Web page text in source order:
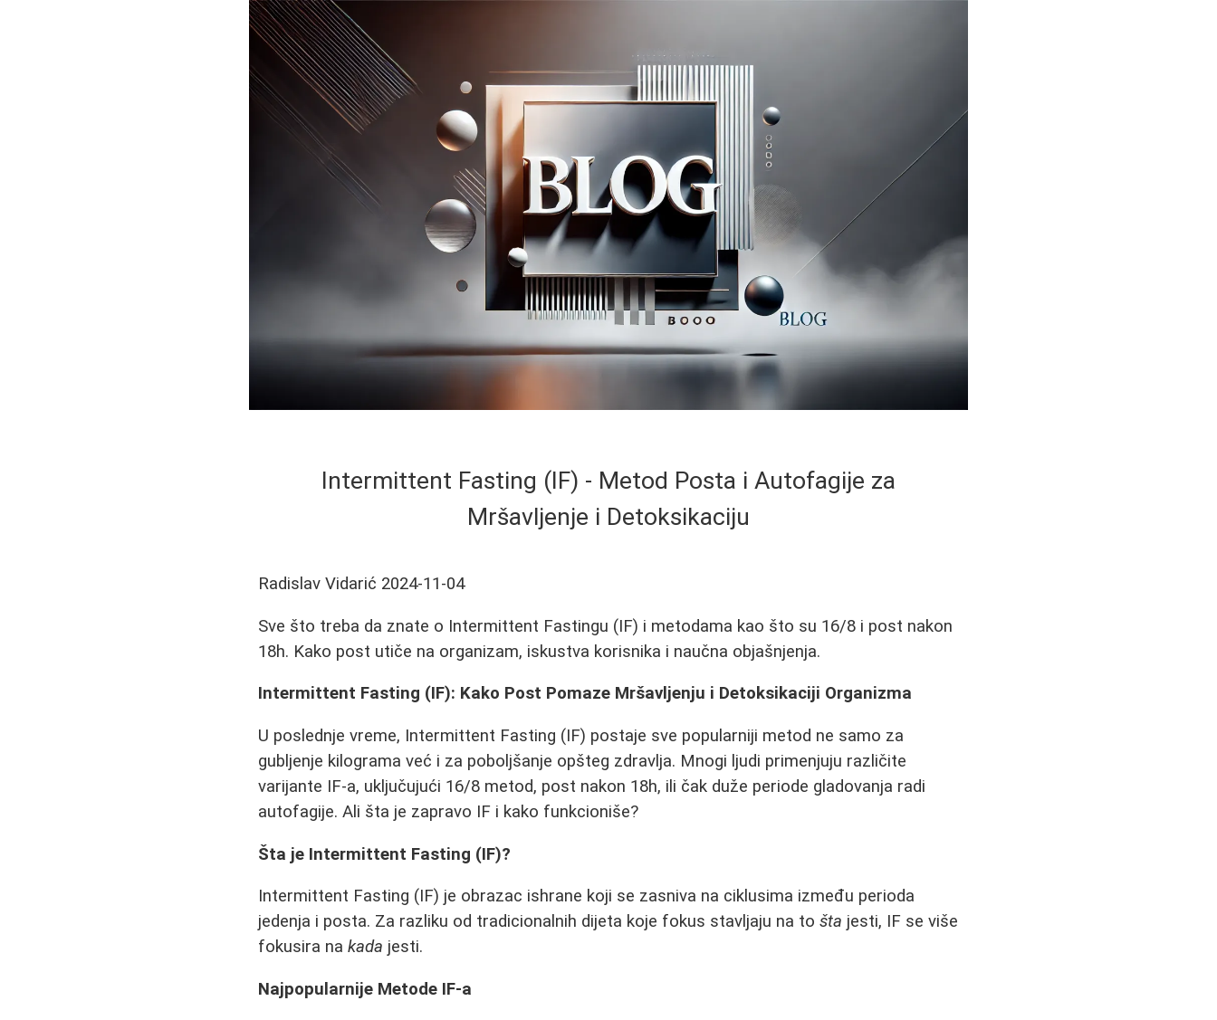
Intermittent Fasting (IF) - Metod Posta i Autofagije za
Mršavljenje i Detoksikaciju
Radislav Vidarić 2024-11-04
Sve što treba da znate o Intermittent Fastingu (IF) i metodama kao što su 16/8 i post nakon
18h. Kako post utiče na organizam, iskustva korisnika i naučna objašnjenja.
Intermittent Fasting (IF): Kako Post Pomaze Mršavljenju i Detoksikaciji Organizma
U poslednje vreme, Intermittent Fasting (IF) postaje sve popularniji metod ne samo za
gubljenje kilograma već i za poboljšanje opšteg zdravlja. Mnogi ljudi primenjuju različite
varijante IF-a, uključujući 16/8 metod, post nakon 18h, ili čak duže periode gladovanja radi
autofagije. Ali šta je zapravo IF i kako funkcioniše?
Šta je Intermittent Fasting (IF)?
Intermittent Fasting (IF) je obrazac ishrane koji se zasniva na ciklusima između perioda
jedenja i posta. Za razliku od tradicionalnih dijeta koje fokus stavljaju na tošta jesti, IF se više
fokusira nakada jesti.
Najpopularnije Metode IF-a